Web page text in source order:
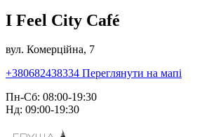
I Feel City Café
вул. Комерційна, 7
+380682438334 Переглянути на мапі
Пн-Сб: 08:00-19:30
Нд: 09:00-19:30